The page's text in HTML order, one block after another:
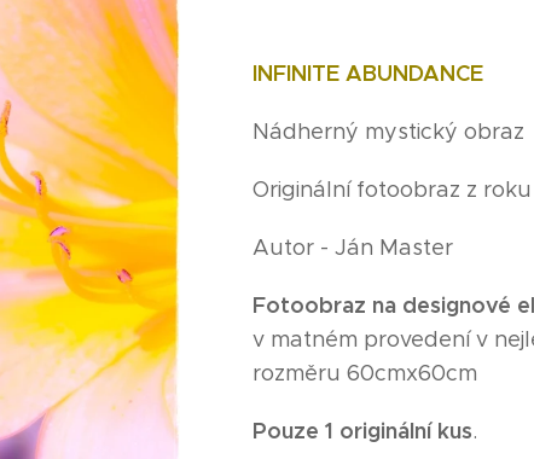
INFINITE ABUNDANCE
Nádherný mystický obraz
Originální fotoobraz z roku
Autor - Ján Master
Fotoobraz na designové
v matném provedení v
rozměru 60cmx60cm
Pouze 1 originální kus.